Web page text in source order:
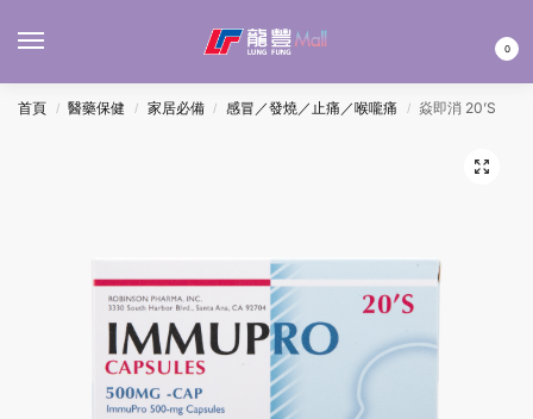
0
首頁 / 醫藥保健 / 家居必備 / 感冒／發燒／止痛／喉嚨痛 / 焱即消 20’S